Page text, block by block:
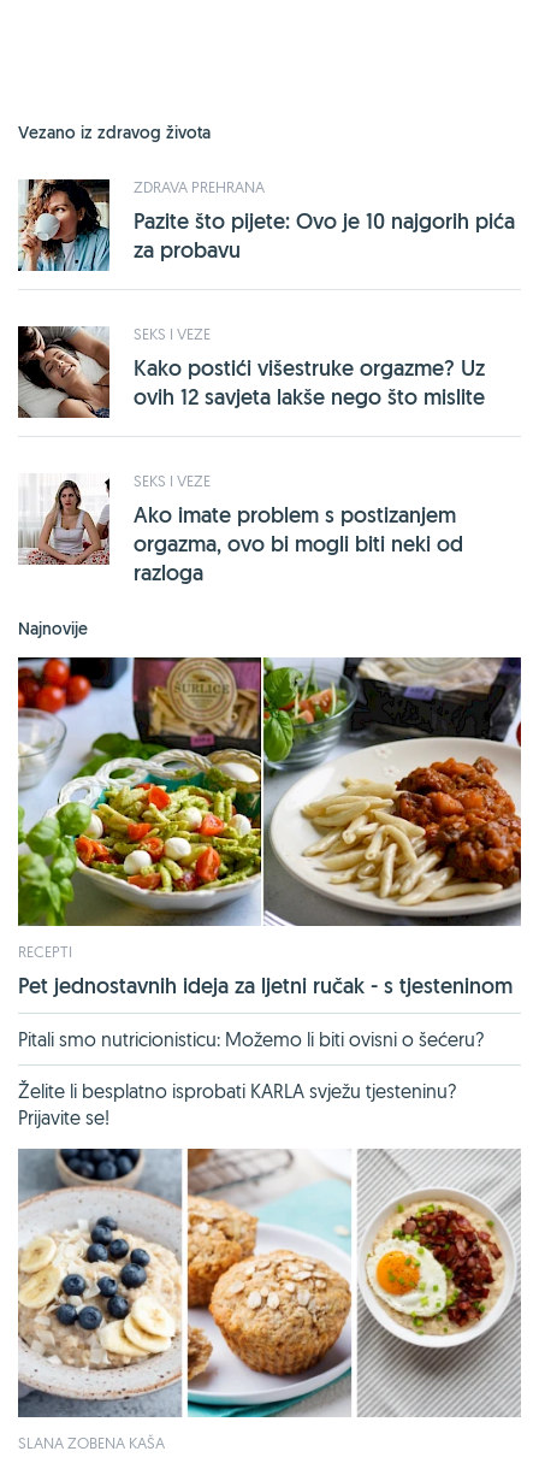
Vezano iz zdravog života
ZDRAVA PREHRANA
Pazite što pijete: Ovo je 10 najgorih pića
za probavu
SEKS I VEZE
Kako postići višestruke orgazme? Uz
ovih 12 savjeta lakše nego što mislite
SEKS I VEZE
Ako imate problem s postizanjem
orgazma, ovo bi mogli biti neki od
razloga
Najnovije
RECEPTI
Pet jednostavnih ideja za ljetni ručak - s tjesteninom
Pitali smo nutricionisticu: Možemo li biti ovisni o šećeru?
Želite li besplatno isprobati KARLA svježu tjesteninu?
Prijavite se!
SLANA ZOBENA KAŠA